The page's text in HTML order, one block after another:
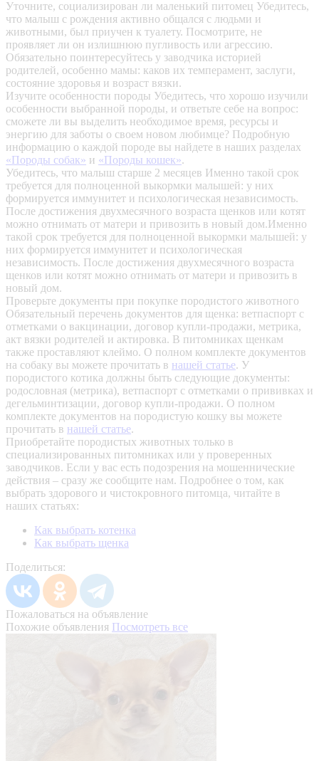
Уточните, социализирован ли маленький питомец Убедитесь,
что малыш с рождения активно общался с людьми и
животными, был приучен к туалету. Посмотрите, не
проявляет ли он излишнюю пугливость или агрессию.
Обязательно поинтересуйтесь у заводчика историей
родителей, особенно мамы: каков их темперамент, заслуги,
состояние здоровья и возраст вязки.
Изучите особенности породы Убедитесь, что хорошо изучили
особенности выбранной породы, и ответьте себе на вопрос:
сможете ли вы выделить необходимое время, ресурсы и
энергию для заботы о своем новом любимце? Подробную
информацию о каждой породе вы найдете в наших разделах
«Породы собак» и «Породы кошек».
Убедитесь, что малыш старше 2 месяцев Именно такой срок
требуется для полноценной выкормки малышей: у них
формируется иммунитет и психологическая независимость.
После достижения двухмесячного возраста щенков или котят
можно отнимать от матери и привозить в новый дом.Именно
такой срок требуется для полноценной выкормки малышей: у
них формируется иммунитет и психологическая
независимость. После достижения двухмесячного возраста
щенков или котят можно отнимать от матери и привозить в
новый дом.
Проверьте документы при покупке породистого животного
Обязательный перечень документов для щенка: ветпаспорт с
отметками о вакцинации, договор купли-продажи, метрика,
акт вязки родителей и актировка. В питомниках щенкам
также проставляют клеймо. О полном комплекте документов
на собаку вы можете прочитать в нашей статье. У
породистого котика должны быть следующие документы:
родословная (метрика), ветпаспорт с отметками о прививках и
дегельминтизации, договор купли-продажи. О полном
комплекте документов на породистую кошку вы можете
прочитать в нашей статье.
Приобретайте породистых животных только в
специализированных питомниках или у проверенных
заводчиков. Если у вас есть подозрения на мошеннические
действия – сразу же сообщите нам. Подробнее о том, как
выбрать здорового и чистокровного питомца, читайте в
наших статьях:
Как выбрать котенка
Как выбрать щенка
Поделиться:
Пожаловаться на объявление
Похожие объявления Посмотреть все